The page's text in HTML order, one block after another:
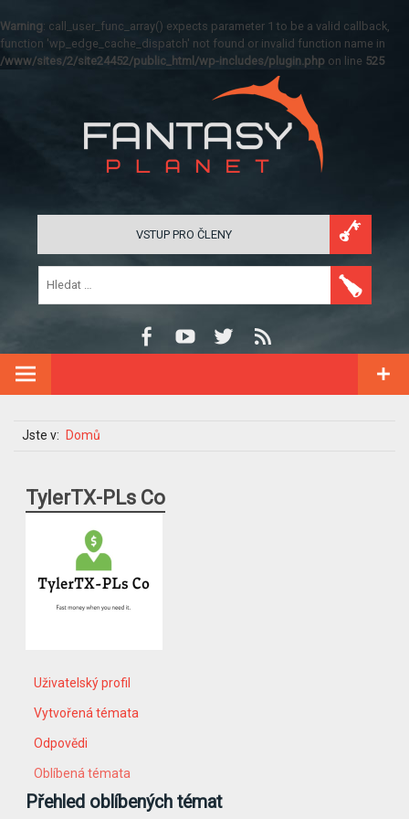
Warning: call_user_func_array() expects parameter 1 to be a valid callback,
function 'wp_edge_cache_dispatch' not found or invalid function name in
/www/sites/2/site24452/public_html/wp-includes/plugin.php on line 525
VSTUP PRO ČLENY
Jste v: Domů
TylerTX-PLs Co
Uživatelský profil
Vytvořená témata
Odpovědi
Oblíbená témata
Přehled oblíbených témat